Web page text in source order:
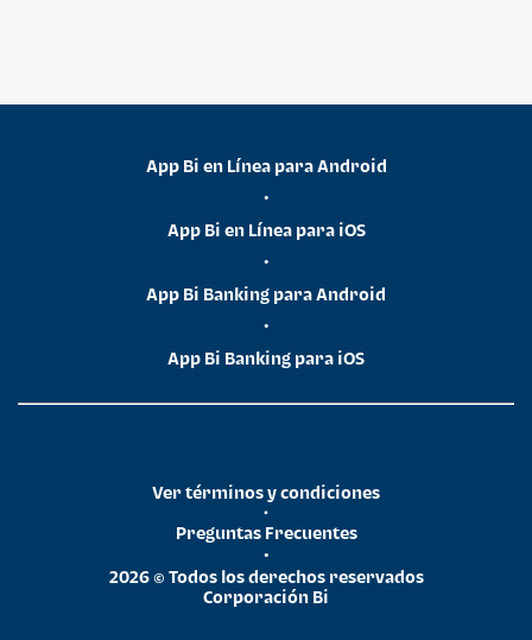
App Bi en Línea para Android
•
App Bi en Línea para iOS
•
App Bi Banking para Android
•
App Bi Banking para iOS
2026 © Todos los derechos reservados
Corporación Bi
•
Preguntas Frecuentes
•
Ver términos y condiciones